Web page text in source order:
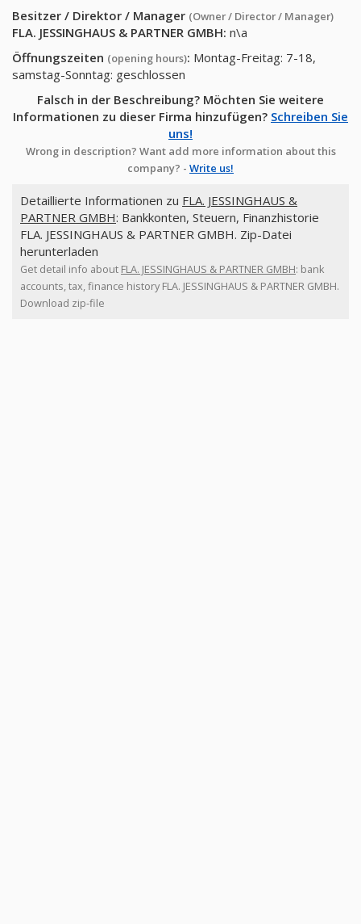
Besitzer / Direktor / Manager (Owner / Director / Manager)
FLA. JESSINGHAUS & PARTNER GMBH: n\a
Öffnungszeiten (opening hours): Montag-Freitag: 7-18,
samstag-Sonntag: geschlossen
Falsch in der Beschreibung? Möchten Sie weitere
Informationen zu dieser Firma hinzufügen? Schreiben Sie
uns!
Wrong in description? Want add more information about this
company? - Write us!
Detaillierte Informationen zu FLA. JESSINGHAUS &
PARTNER GMBH: Bankkonten, Steuern, Finanzhistorie
FLA. JESSINGHAUS & PARTNER GMBH. Zip-Datei
herunterladen
Get detail info about FLA. JESSINGHAUS & PARTNER GMBH: bank
accounts, tax, finance history FLA. JESSINGHAUS & PARTNER GMBH.
Download zip-file